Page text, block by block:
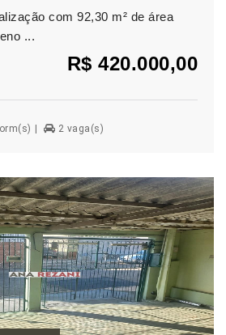
com 92,30 m² de área
...
R$ 420.000,00
2 vaga(s)